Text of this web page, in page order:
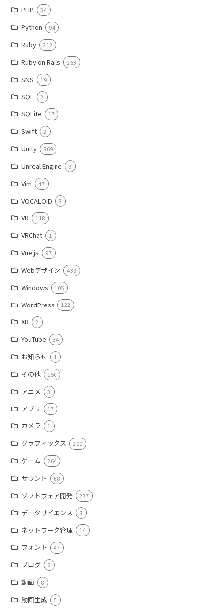
PHP 34
Python 94
Ruby 212
Ruby on Rails 263
SNS 19
SQL 2
SQLite 17
Swift 2
Unity 869
Unreal Engine 9
Vim 47
VOCALOID 8
VR 118
VRChat 1
Vue.js 97
Webデザイン 439
Windows 105
WordPress 122
XR 2
YouTube 34
お知らせ 1
その他 150
アニメ 3
アプリ 17
カメラ 1
グラフィックス 200
ゲーム 264
サウンド 68
ソフトウェア開発 237
データサイエンス 8
ネットワーク管理 14
フォント 47
ブログ 6
動画 8
動画生成 5